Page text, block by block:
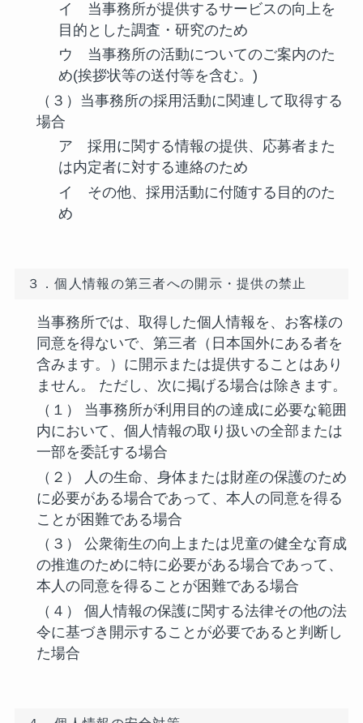
イ 当事務所が提供するサービスの向上を
目的とした調査・研究のため
ウ 当事務所の活動についてのご案内のた
め(挨拶状等の送付等を含む。)
（３）当事務所の採用活動に関連して取得する
場合
ア 採用に関する情報の提供、応募者また
は内定者に対する連絡のため
イ その他、採用活動に付随する目的のた
め
３．個人情報の第三者への開示・提供の禁止
当事務所では、取得した個人情報を、お客様の
同意を得ないで、第三者（日本国外にある者を
含みます。）に開示または提供することはあり
ません。
ただし、次に掲げる場合は除きます。
（１） 当事務所が利用目的の達成に必要な範囲
内において、個人情報の取り扱いの全部または
一部を委託する場合
（２） 人の生命、身体または財産の保護のため
に必要がある場合であって、本人の同意を得る
ことが困難である場合
（３） 公衆衛生の向上または児童の健全な育成
の推進のために特に必要がある場合であって、
本人の同意を得ることが困難である場合
（４） 個人情報の保護に関する法律その他の法
令に基づき開示することが必要であると判断し
た場合